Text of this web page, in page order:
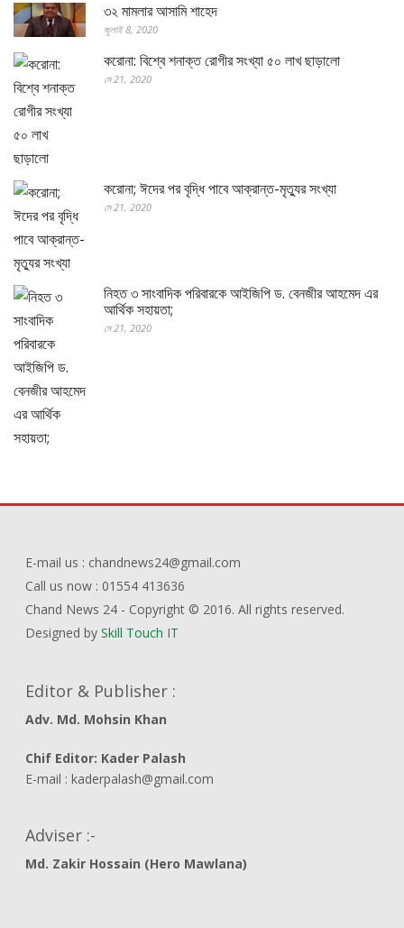
৩২ মামলার আসামি শাহেদ
জুলাই 8, 2020
করোনা: বিশ্বে শনাক্ত রোগীর সংখ্যা ৫০ লাখ ছাড়ালো
মে 21, 2020
করোনা; ঈদের পর বৃদ্ধি পাবে আক্রান্ত-মৃত্যুর সংখ্যা
মে 21, 2020
নিহত ৩ সাংবাদিক পরিবারকে আইজিপি ড. বেনজীর আহমেদ এর
আর্থিক সহায়তা;
মে 21, 2020
E-mail us : chandnews24@gmail.com
Call us now : 01554 413636
Chand News 24 - Copyright © 2016. All rights reserved.
Designed bySkill Touch IT
Editor & Publisher :
Adv. Md. Mohsin Khan
Chif Editor: Kader Palash
E-mail : kaderpalash@gmail.com
Adviser :-
Md. Zakir Hossain (Hero Mawlana)